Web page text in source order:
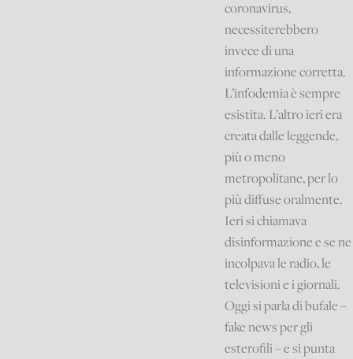
coronavirus,
necessiterebbero
invece di una
informazione corretta.
L’infodemia è sempre
esistita. L’altro ieri era
creata dalle leggende,
più o meno
metropolitane, per lo
più diffuse oralmente.
Ieri si chiamava
disinformazione e se ne
incolpava le radio, le
televisioni e i giornali.
Oggi si parla di bufale –
fake news per gli
esterofili – e si punta